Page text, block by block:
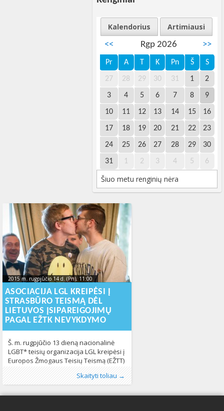
Kalendorius
Artimiausi
<<
Rgp 2026 >>
Pr A T K Pn Š S
27 28 29 30 31 1 2
3 4 5 6 7 8 9
10 11 12 13 14 15 16
17 18 19 20 21 22 23
24 25 26 27 28 29 30
31 1 2 3 4 5 6
Šiuo metu renginių nėra
2015 m. rugpjūčio 14 d. (Pn), 11:00
2015-11-
19T15:56:30+00:00
ASOCIACIJA LGL KREIPĖSI Į
STRASBŪRO TEISMĄ DĖL
LIETUVOS ĮSIPAREIGOJIMŲ
PAGAL EŽTK NEVYKDYMO
Š. m. rugpjūčio 13 dieną nacionalinė
LGBT* teisių organizacija LGL kreipėsi į
Europos Žmogaus Teisių Teismą (EŽTT)
dėl Lietuvos įsipareigojimų užtikrinti
galimybę naudotis veiksmingomis
teisinės gynybos priemonėmis pagal
Europos žmogaus teisių konvenciją
Skaityti toliau →
Publikavo:Aliona, LGL
Kategorijos:LGBT pasaulyje,LGL,Lietuvoje,
Naujienos,Pranešimai spaudai,Žmogaus
Žymos:diskriminacijos draudimas,Europos
žmogaus teisių konvencija,Europos Žmogaus
klaba,Neapykantos nusikaltimai,Seksualinė